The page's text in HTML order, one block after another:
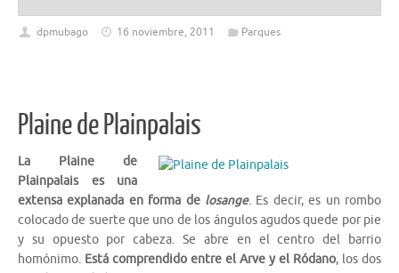
dpmubago 16 noviembre, 2011 Parques
Plaine de Plainpalais
La Plaine de
Plainpalais es una
extensa explanada en forma de losange. Es decir, es un rombo
colocado de suerte que uno de los ángulos agudos quede por pie
y su opuesto por cabeza. Se abre en el centro del barrio
homónimo. Está comprendido entre el Arve y el Ródano, los dos